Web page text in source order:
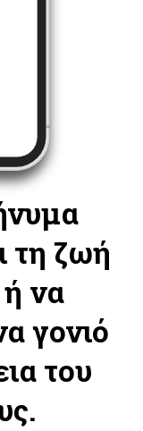
τη ζωή
να
γονιό
του